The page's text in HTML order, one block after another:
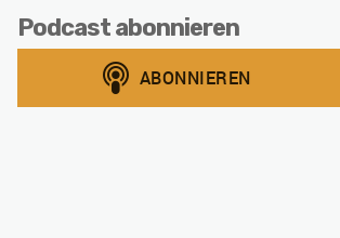
Podcast abonnieren